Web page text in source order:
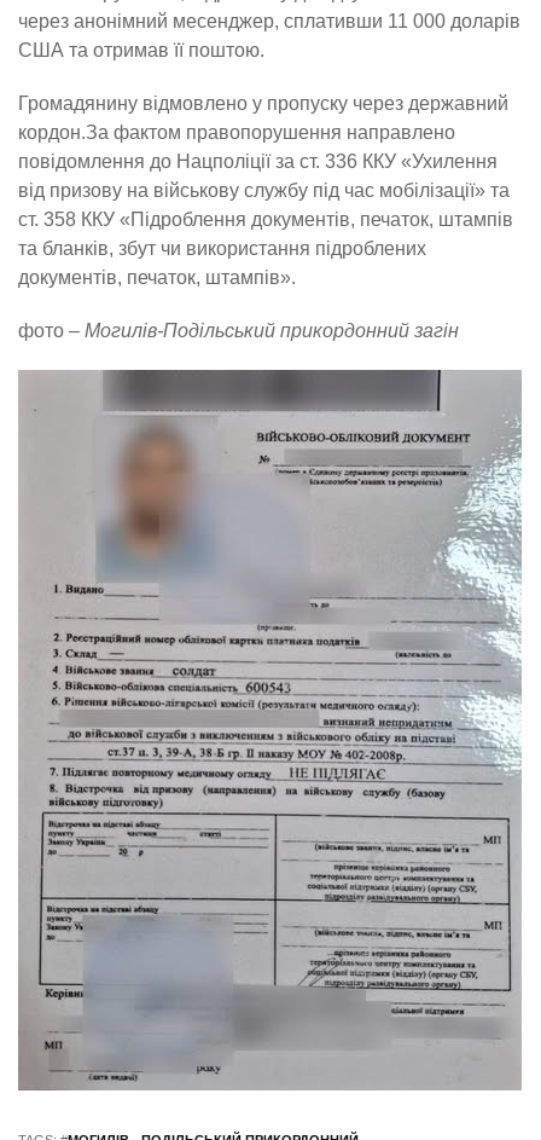
через анонімний месенджер, сплативши 11 000 доларів
США та отримав її поштою.
Громадянину відмовлено у пропуску через державний
кордон.За фактом правопорушення направлено
повідомлення до Нацполіції за ст. 336 ККУ «Ухилення
від призову на військову службу під час мобілізації» та
ст. 358 ККУ «Підроблення документів, печаток, штампів
та бланків, збут чи використання підроблених
документів, печаток, штампів».
фото – Могилів-Подільський прикордонний загін